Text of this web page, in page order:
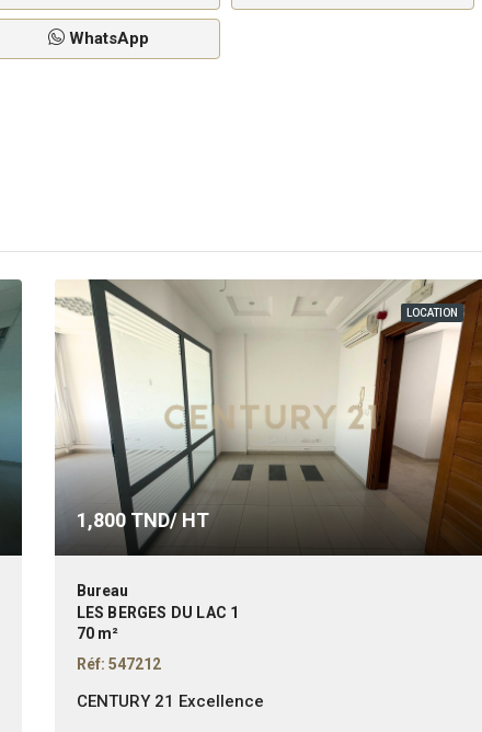
WhatsApp
LOCATION
1,800TND/ HT
Bureau
LES BERGES DU LAC 1
70 m²
Réf: 547212
CENTURY 21 Excellence